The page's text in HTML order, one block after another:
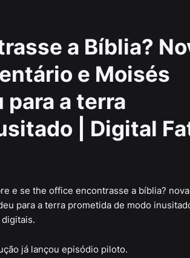
a Bíblia?
e Moisés
para a terra
| Digital
e se the office encontrasse a bíblia?
para a terra prometida de modo inusitado
já lançou episódio piloto.